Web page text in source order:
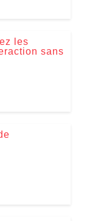
les
sans